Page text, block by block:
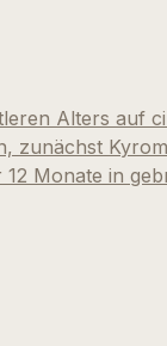
Alters auf
zunächst
Monate in
8.000-9.500